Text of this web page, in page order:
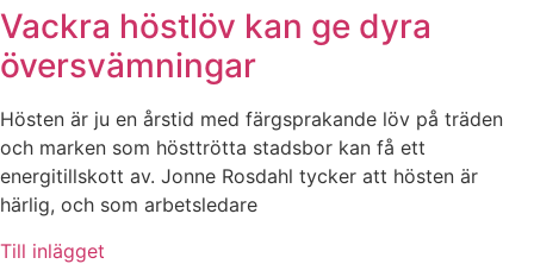
Vackra höstlöv kan ge dyra
översvämningar
Hösten är ju en årstid med färgsprakande löv på träden
och marken som hösttrötta stadsbor kan få ett
energitillskott av. Jonne Rosdahl tycker att hösten är
härlig, och som arbetsledare
Till inlägget